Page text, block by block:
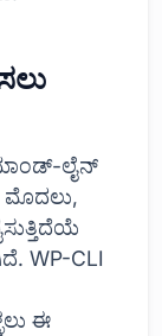
ಲೈನ್
ಮೊದಲು,
WP-CLI
ಈ